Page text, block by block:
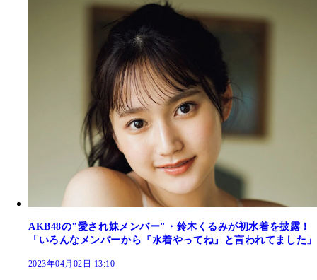
AKB48の"愛され妹メンバー"・鈴木くるみが初水着を披露！
「いろんなメンバーから『水着やってね』と言われてました」
2023年04月02日 13:10